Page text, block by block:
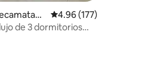
Calificación promedio:
4.96 (177)
de 3 dormitorios